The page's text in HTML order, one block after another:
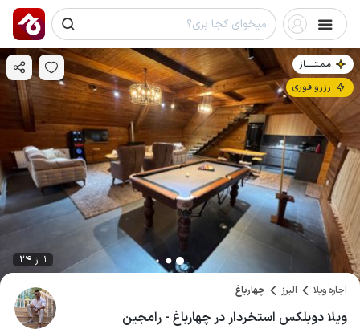
مـمـتــــــاز
رزرو فوری
1 از 24
اجاره ویلا البرز چهارباغ
ویلا دوبلکس استخردار در چهارباغ - رامجین